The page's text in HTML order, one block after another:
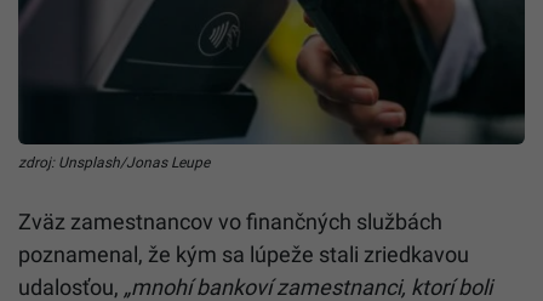
zdroj: Unsplash/Jonas Leupe
Zväz zamestnancov vo finančných službách
poznamenal, že kým sa lúpeže stali zriedkavou
udalosťou, „mnohí bankoví zamestnanci, ktorí boli